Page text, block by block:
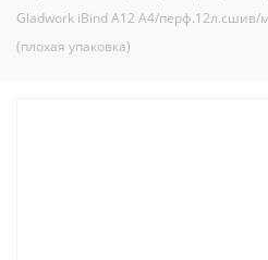
Gladwork iBind A12 A4/перф.12л.сшив/
(плохая упаковка)